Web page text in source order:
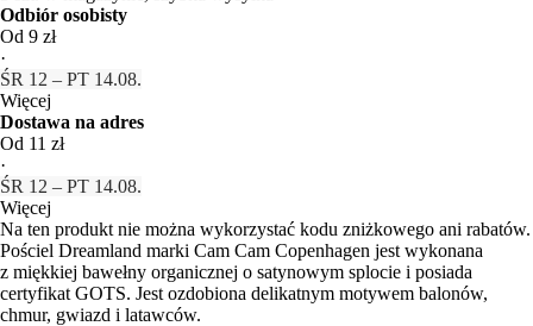
Odbiór osobisty
Od 9 zł
·
ŚR 12 – PT 14.08.
Więcej
Dostawa na adres
Od 11 zł
·
ŚR 12 – PT 14.08.
Więcej
Na ten produkt nie można wykorzystać kodu zniżkowego ani rabatów.
Pościel Dreamland marki Cam Cam Copenhagen jest wykonana
z miękkiej bawełny organicznej o satynowym splocie i posiada
certyfikat GOTS. Jest ozdobiona delikatnym motywem balonów,
chmur, gwiazd i latawców.